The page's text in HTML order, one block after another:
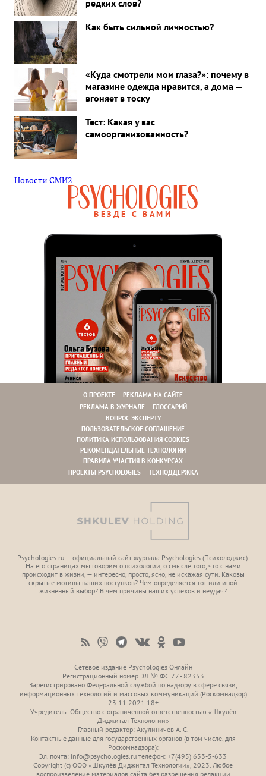
редких слов?
Как быть сильной личностью?
«Куда смотрели мои глаза?»: почему в
магазине одежда нравится, а дома —
вгоняет в тоску
Тест: Какая у вас
самоорганизованность?
Новости СМИ2
ВЕЗДЕ С ВАМИ
О ПРОЕКТЕ
РЕКЛАМА НА САЙТЕ
РЕКЛАМА В ЖУРНАЛЕ
ГЛОССАРИЙ
ВОПРОС ЭКСПЕРТУ
ПОЛЬЗОВАТЕЛЬСКОЕ СОГЛАШЕНИЕ
ПОЛИТИКА ИСПОЛЬЗОВАНИЯ COOKIES
РЕКОМЕНДАТЕЛЬНЫЕ ТЕХНОЛОГИИ
ПРАВИЛА УЧАСТИЯ В КОНКУРСАХ
ПРОЕКТЫ PSYCHOLOGIES
ТЕХПОДДЕРЖКА
Psychologies.ru — официальный сайт журнала Psychologies (Психoлоджиc).
На его страницах мы говорим о психологии, о смысле того, что с нами
происходит в жизни, — интересно, просто, ясно, не искажая сути. Каковы
скрытые мотивы наших поступков? Чем определяется тот или иной
жизненный выбор? В чем причины наших успехов и неудач?
Сетевое издание Psychologies Онлайн
Регистрационный номер ЭЛ № ФС 77 - 82353
Зарегистрировано Федеральной службой по надзору в сфере связи,
информационных технологий и массовых коммуникаций (Роскомнадзор)
23.11.2021 18+
Учредитель: Общество с ограниченной ответственностью «Шкулёв
Диджитал Технологии»
Главный редактор: Акулиничев А. С.
Контактные данные для государственных органов (в том числе, для
Роскомнадзора):
Эл. почта: info@psychologies.ru телефон: +7(495) 633-5-633
Copyright (с) ООО «Шкулёв Диджитал Технологии», 2023. Любое
воспроизведение материалов сайта без разрешения редакции